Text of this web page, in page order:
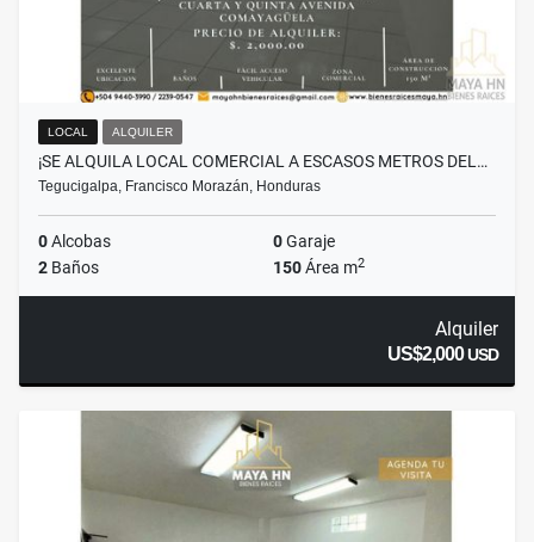
LOCAL ALQUILER
¡SE ALQUILA LOCAL COMERCIAL A ESCASOS METROS DEL…
Tegucigalpa, Francisco Morazán, Honduras
0Alcobas 0Garaje
2 Baños 150Área m2
Alquiler
US$2,000USD